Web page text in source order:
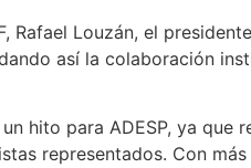
Louzán, el
así la colaboración
hito para ADESP, ya
representados. Con